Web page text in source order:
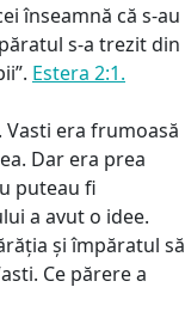
înseamnă că s-au
s-a trezit din
Estera 2:1.
era frumoasă
Dar era prea
puteau fi
a avut o idee.
și împăratul să
Ce părere a